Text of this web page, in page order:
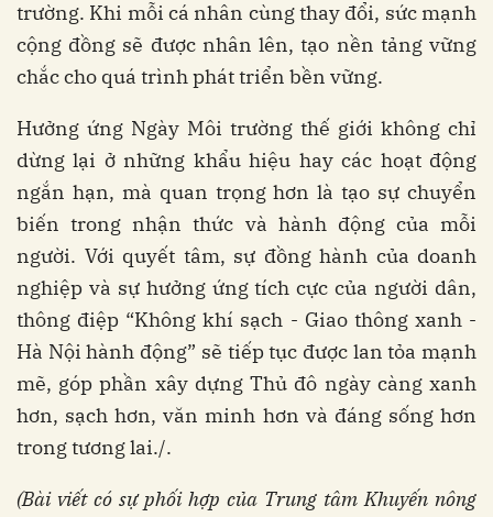
trường. Khi mỗi cá nhân cùng thay đổi, sức mạnh
cộng đồng sẽ được nhân lên, tạo nền tảng vững
chắc cho quá trình phát triển bền vững.
Hưởng ứng Ngày Môi trường thế giới không chỉ
dừng lại ở những khẩu hiệu hay các hoạt động
ngắn hạn, mà quan trọng hơn là tạo sự chuyển
biến trong nhận thức và hành động của mỗi
người. Với quyết tâm, sự đồng hành của doanh
nghiệp và sự hưởng ứng tích cực của người dân,
thông điệp “Không khí sạch - Giao thông xanh -
Hà Nội hành động” sẽ tiếp tục được lan tỏa mạnh
mẽ, góp phần xây dựng Thủ đô ngày càng xanh
hơn, sạch hơn, văn minh hơn và đáng sống hơn
trong tương lai./.
(Bài viếtcó sự phối hợp của Trung tâm Khuyến nông